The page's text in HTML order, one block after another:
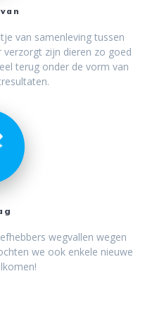
van samenleving tussen
zijn dieren zo goed
terug onder de vorm van
wegvallen wegen
we ook enkele nieuwe